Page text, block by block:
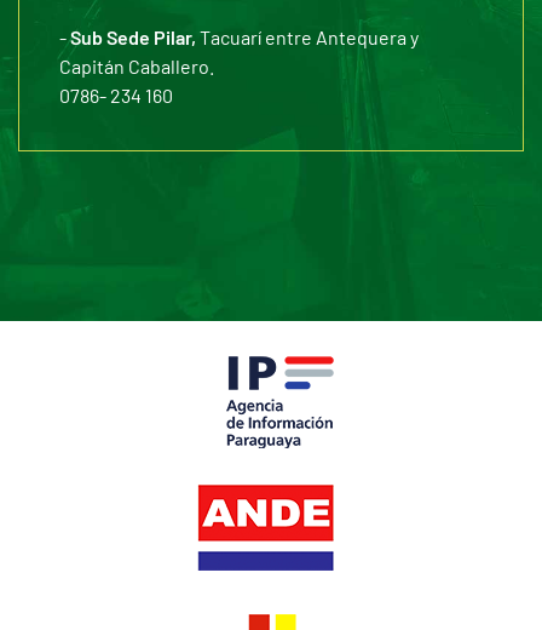
-Sub Sede Pilar, Tacuarí entre Antequera y
Capitán Caballero.
0786- 234 160